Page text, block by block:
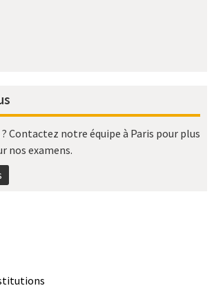
Contactez notre équipe à Paris pour plus
nos examens.